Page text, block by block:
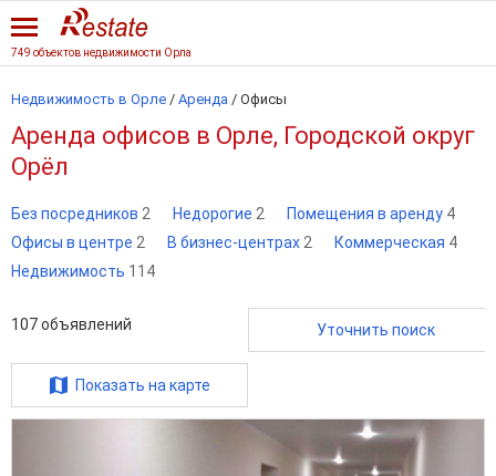
749 объектов недвижимости Орла
Недвижимость в Орле / Аренда / Офисы
Аренда офисов в Орле, Городской округ
Орёл
Без посредников 2 Недорогие 2 Помещения в аренду 4
Офисы в центре 2 В бизнес-центрах 2 Коммерческая 4
Недвижимость 114
107объявлений Уточнить поиск
Показать на карте